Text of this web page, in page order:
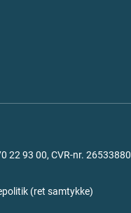
22 93 00, CVR-nr. 26533880
(ret samtykke)